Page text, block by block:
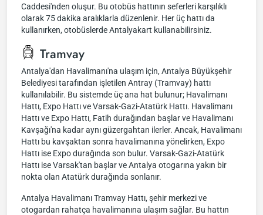
Caddesi'nden oluşur. Bu otobüs hattının seferleri karşılıklı
olarak 75 dakika aralıklarla düzenlenir. Her üç hattı da
kullanırken, otobüslerde Antalyakart kullanabilirsiniz.
Tramvay
Antalya'dan Havalimanı'na ulaşım için, Antalya Büyükşehir
Belediyesi tarafından işletilen Antray (Tramvay) hattı
kullanılabilir. Bu sistemde üç ana hat bulunur; Havalimanı
Hattı, Expo Hattı ve Varsak-Gazi-Atatürk Hattı. Havalimanı
Hattı ve Expo Hattı, Fatih durağından başlar ve Havalimanı
Kavşağı'na kadar aynı güzergahtan ilerler. Ancak, Havalimanı
Hattı bu kavşaktan sonra havalimanına yönelirken, Expo
Hattı ise Expo durağında son bulur. Varsak-Gazi-Atatürk
Hattı ise Varsak'tan başlar ve Antalya otogarına yakın bir
nokta olan Atatürk durağında sonlanır.
Antalya Havalimanı Tramvay Hattı, şehir merkezi ve
otogardan rahatça havalimanına ulaşım sağlar. Bu hattın